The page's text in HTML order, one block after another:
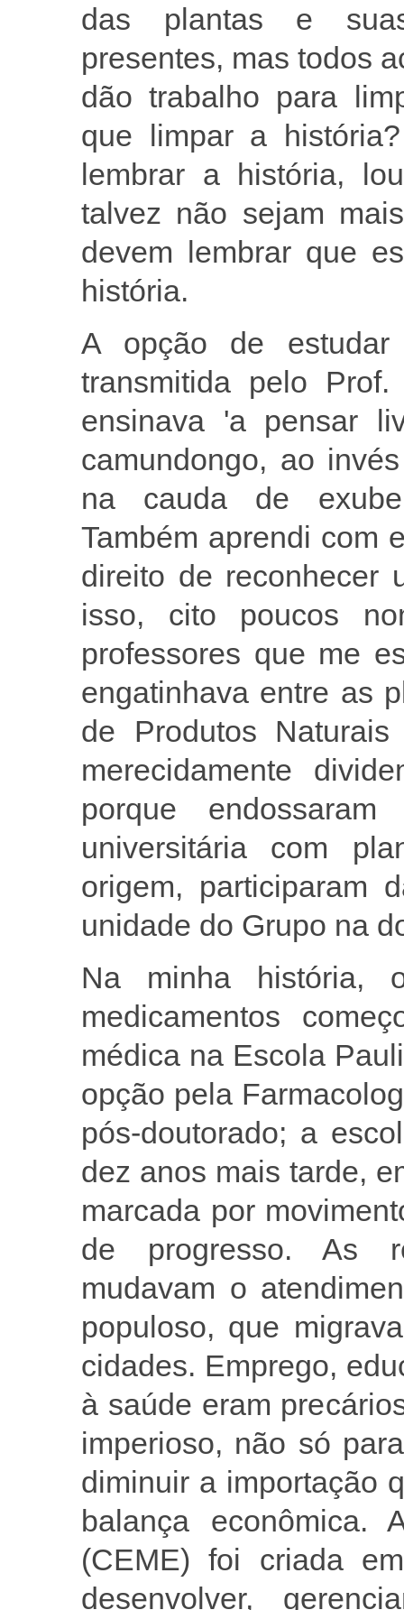
das plantas e
presentes, mas todos
dão trabalho para
que limpar a
lembrar a história,
talvez não sejam
devem lembrar que
história.
A opção de
transmitida pelo
ensinava 'a pensar
camundongo, ao
na cauda de
Também aprendi com
direito de reconhecer
isso, cito poucos
professores que me
engatinhava entre as
de Produtos
merecidamente
porque
universitária com
origem, participaram
unidade do Grupo na
Na minha história,
medicamentos
médica na Escola
opção pela
pós-doutorado; a
dez anos mais tarde,
marcada por
de progresso. As
mudavam o
populoso, que
cidades. Emprego,
à saúde eram
imperioso, não só
diminuir a importação
balança econômica.
(CEME) foi criada
desenvolver,